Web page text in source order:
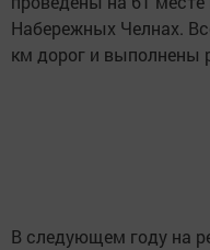
Набережных Челнах.
км дорог и выполнены
В следующем году на